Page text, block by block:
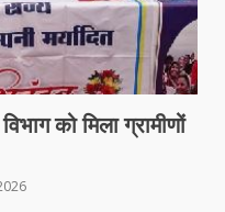
को मिला ग्रामीणों